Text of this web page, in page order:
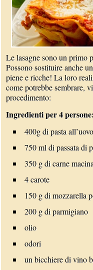
Le lasagne sono un primo
Possono sostituire anche
piene e ricche! La loro
come potrebbe sembrare,
procedimento:
Ingredienti per 4
400g di pasta
750 ml di passata di
350 g di carne
4 carote
150 g di mozzarella
200 g di parmigiano
olio
odori
un bicchiere di vino